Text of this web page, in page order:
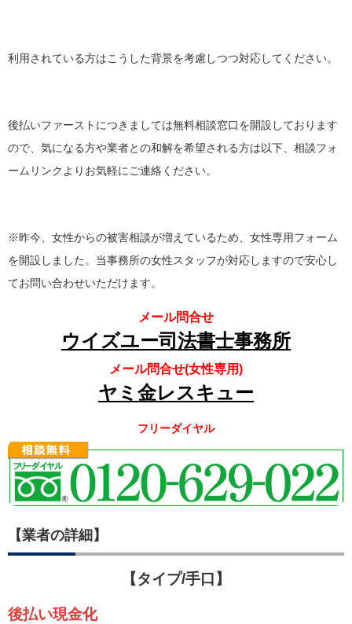
利用されている方はこうした背景を考慮しつつ対応してください。
後払いファーストにつきましては無料相談窓口を開設しております
ので、気になる方や業者との和解を希望される方は以下、相談フォ
ームリンクよりお気軽にご連絡ください。
※昨今、女性からの被害相談が増えているため、女性専用フォーム
を開設しました。当事務所の女性スタッフが対応しますので安心し
てお問い合わせいただけます。
メール問合せ
ウイズユー司法書士事務所
メール問合せ(女性専用)
ヤミ金レスキュー
フリーダイヤル
【業者の詳細】
【タイプ/手口】
後払い現金化